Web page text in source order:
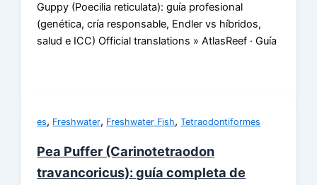
Guppy (Poecilia reticulata): guía profesional
(genética, cría responsable, Endler vs híbridos,
salud e ICC) Official translations » AtlasReef · Guía
es, Freshwater, Freshwater Fish,Tetraodontiformes
Pea Puffer (Carinotetraodon
travancoricus): guía completa de